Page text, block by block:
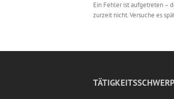
Ein Fehler ist aufgetreten –
zurzeit nicht. Versuche es